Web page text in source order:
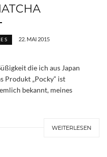
22. MAI 2015
die ich aus Japan
Produkt „Pocky“ ist
bekannt, meines
WEITERLESEN